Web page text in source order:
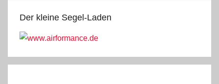
Der kleine Segel-Laden